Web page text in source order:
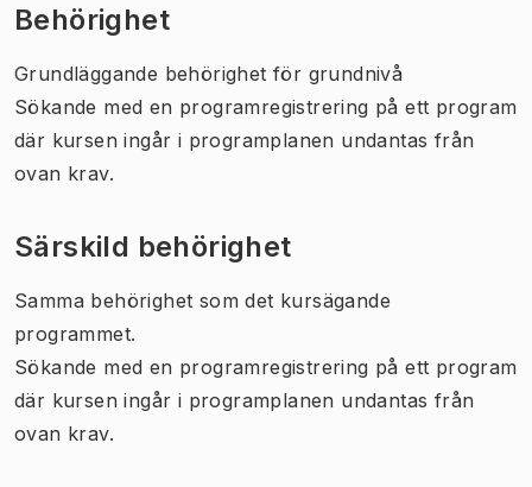
Behörighet
Grundläggande behörighet för grundnivå
Sökande med en programregistrering på ett program
där kursen ingår i programplanen undantas från
ovan krav.
Särskild behörighet
Samma behörighet som det kursägande
programmet.
Sökande med en programregistrering på ett program
där kursen ingår i programplanen undantas från
ovan krav.